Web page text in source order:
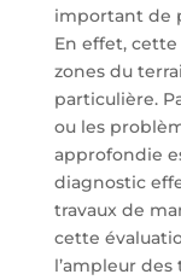
important de
En effet,
zones du
particulière.
ou les
approfondie
diagnostic
travaux de
cette
l’ampleur des